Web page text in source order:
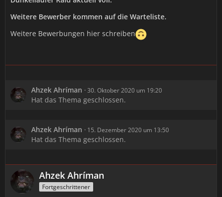
Weitere Bewerber kommen auf die Warteliste.
Weitere Bewerbungen hier schreiben
Ahzek Ahríman 30. Oktober 2020 um 19:20
Hat das Thema geschlossen.
Ahzek Ahríman 15. Dezember 2020 um 13:50
Hat das Thema geschlossen.
Ahzek Ahríman
Fortgeschrittener